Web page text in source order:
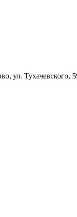
ул. Тухачевского,